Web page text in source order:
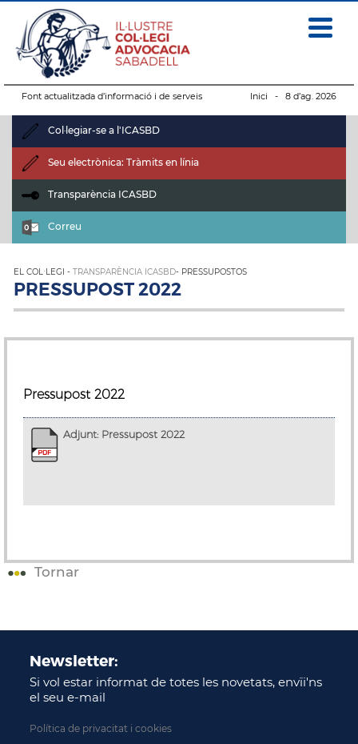
Font actualitzada d’informació i de serveis Inici - 8 d’ag. 2026
Col·legiar-se a l'ICASBD
Seu electrònica: Tràmits en línia
Transparència ICASBD
Correu
EL COL·LEGI - TRANSPARÈNCIA ICASBD- PRESSUPOSTOS
PRESSUPOST 2022
Pressupost 2022
Adjunt: Pressupost 2022
Tornar
Newsletter:
Si vol estar informat de totes les novetats, envïi'ns
el seu e-mail
Política de privacitat i cookies